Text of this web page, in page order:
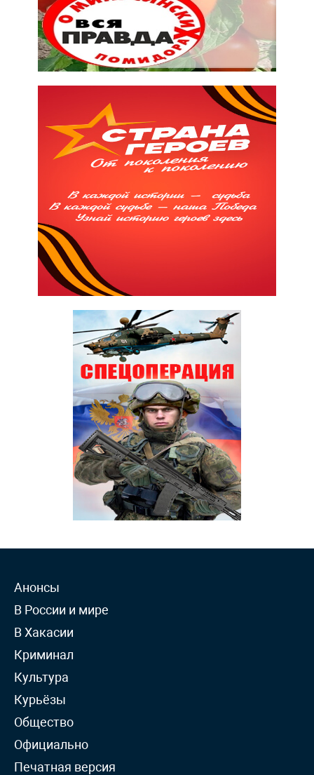
Анонсы
В России и мире
В Хакасии
Криминал
Культура
Курьёзы
Общество
Официально
Печатная версия